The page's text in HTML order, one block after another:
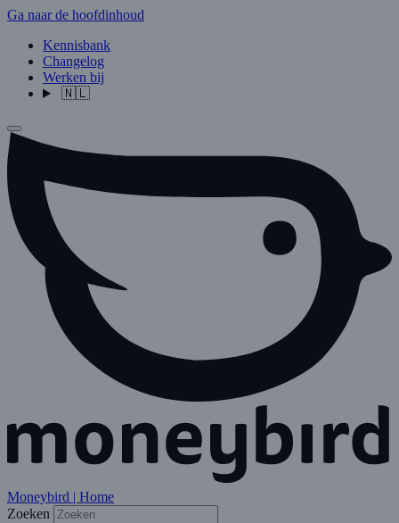
Ga naar de hoofdinhoud
Kennisbank
Changelog
Werken bij
🇳🇱
Moneybird | Home
Zoeken